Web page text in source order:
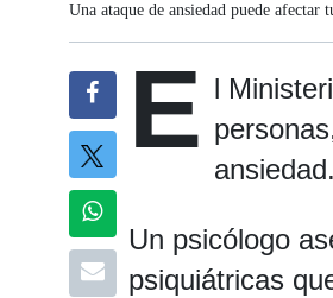
Una ataque de ansiedad puede
E l
Un psicólogo
psiquiátricas